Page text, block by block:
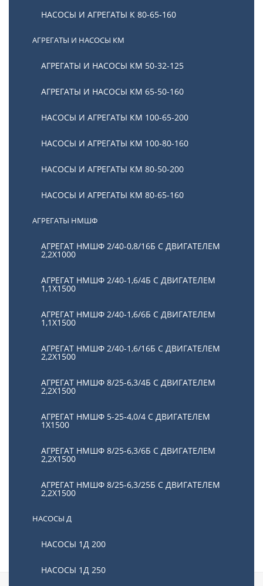
НАСОСЫ И АГРЕГАТЫ К 80-65-160
АГРЕГАТЫ И НАСОСЫ КМ
АГРЕГАТЫ И НАСОСЫ КМ 50-32-125
АГРЕГАТЫ И НАСОСЫ КМ 65-50-160
НАСОСЫ И АГРЕГАТЫ КМ 100-65-200
НАСОСЫ И АГРЕГАТЫ КМ 100-80-160
НАСОСЫ И АГРЕГАТЫ КМ 80-50-200
НАСОСЫ И АГРЕГАТЫ КМ 80-65-160
АГРЕГАТЫ НМШФ
АГРЕГАТ НМШФ 2/40-0,8/16Б С ДВИГАТЕЛЕМ
2,2Х1000
АГРЕГАТ НМШФ 2/40-1,6/4Б С ДВИГАТЕЛЕМ
1,1Х1500
АГРЕГАТ НМШФ 2/40-1,6/6Б С ДВИГАТЕЛЕМ
1,1Х1500
АГРЕГАТ НМШФ 2/40-1,6/16Б С ДВИГАТЕЛЕМ
2,2Х1500
АГРЕГАТ НМШФ 8/25-6,3/4Б С ДВИГАТЕЛЕМ
2,2Х1500
АГРЕГАТ НМШФ 5-25-4,0/4 С ДВИГАТЕЛЕМ
1Х1500
АГРЕГАТ НМШФ 8/25-6,3/6Б С ДВИГАТЕЛЕМ
2,2Х1500
АГРЕГАТ НМШФ 8/25-6,3/25Б С ДВИГАТЕЛЕМ
2,2Х1500
НАСОСЫ Д
НАСОСЫ 1Д 200
НАСОСЫ 1Д 250
Товаров (67)
Товаров (16)
Товаров (11)